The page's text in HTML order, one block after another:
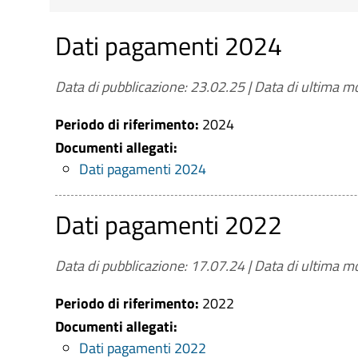
Riferimenti normativi : D. Lgs. 14 Marzo
risorse pubbliche
Contenuti dell'obbligo: Dati sui propri
all'ambito temporale di riferimento e ai
Aggiornamento
Dati pagamenti 2024
Data di pubblicazione: 23.02.25|Data di ultima
Periodo di riferimento: 2024
Documenti allegati:
Dati pagamenti 2024
Dati pagamenti 2022
Data di pubblicazione: 17.07.24|Data di ultima
Periodo di riferimento: 2022
Documenti allegati:
Dati pagamenti 2022